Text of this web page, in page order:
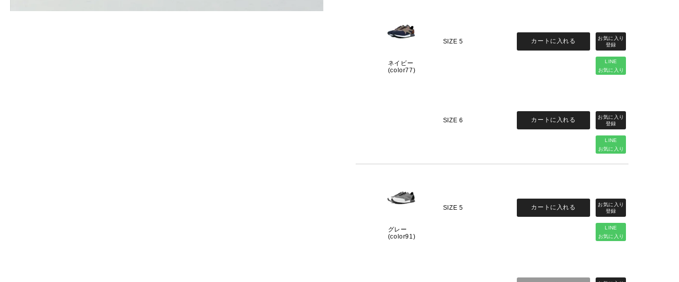
ネイビー
(color77)
SIZE 5
LINE
お気に入り
カートに入れる
SIZE 6
LINE
お気に入り
カートに入れる
グレー
(color91)
SIZE 5
LINE
お気に入り
カートに入れる